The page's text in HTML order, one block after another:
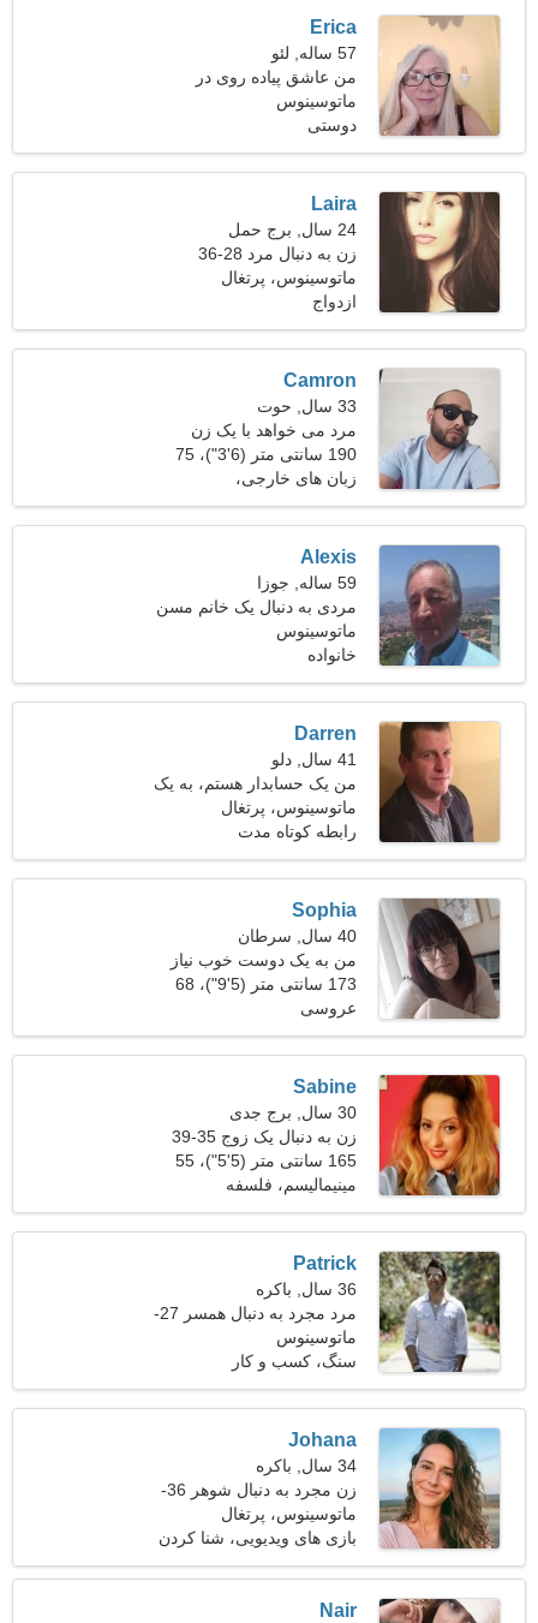
Erica
57 ساله, لئو
من عاشق پیاده روی در
فضای باز و بازی های ویدیویی
هستم
ماتوسینوس
دوستی
Laira
24 سال, برج حمل
زن به دنبال مرد 28-36
ماتوسینوس، پرتغال
ازدواج
Camron
33 سال, حوت
مرد می خواهد با یک زن
ملاقات کند
190 سانتی متر (6'3")، 75
کیلوگرم (165 پوند)
زبان های خارجی،
روانشناسی
Alexis
59 ساله, جوزا
مردی به دنبال یک خانم مسن
51-54
ماتوسینوس
خانواده
Darren
41 سال, دلو
من یک حسابدار هستم، به یک
خانم جذاب نیاز دارم
ماتوسینوس، پرتغال
رابطه کوتاه مدت
Sophia
40 سال, سرطان
من به یک دوست خوب نیاز
دارم تا با هم برقصیم
173 سانتی متر (5'9")، 68
کیلوگرم (149 پوند)
عروسی
Sabine
30 سال, برج جدی
زن به دنبال یک زوج 35-39
165 سانتی متر (5'5")، 55
کیلوگرم (121 پوند)
مینیمالیسم، فلسفه
Patrick
36 سال, باکره
مرد مجرد به دنبال همسر 27-
34
ماتوسینوس
سنگ، کسب و کار
Johana
34 سال, باکره
زن مجرد به دنبال شوهر 36-
46
ماتوسینوس، پرتغال
بازی های ویدیویی، شنا كردن
Nair